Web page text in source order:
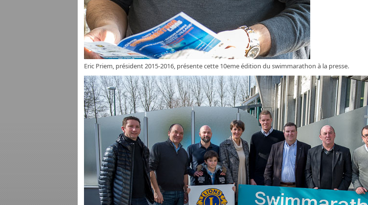
Eric Priem, président 2015-2016, présente cette 10eme édition du swimmarathon à la presse.